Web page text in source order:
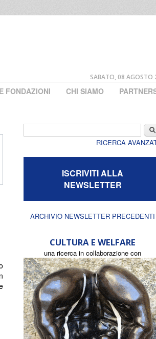
SABATO, 08 AGOSTO
FONDAZIONI CHI SIAMO
RICERCA
ISCRIVITI ALLA
NEWSLETTER
ARCHIVIO NEWSLETTER PRECEDENTI
CULTURA E WELFARE
una ricerca in collaborazione con